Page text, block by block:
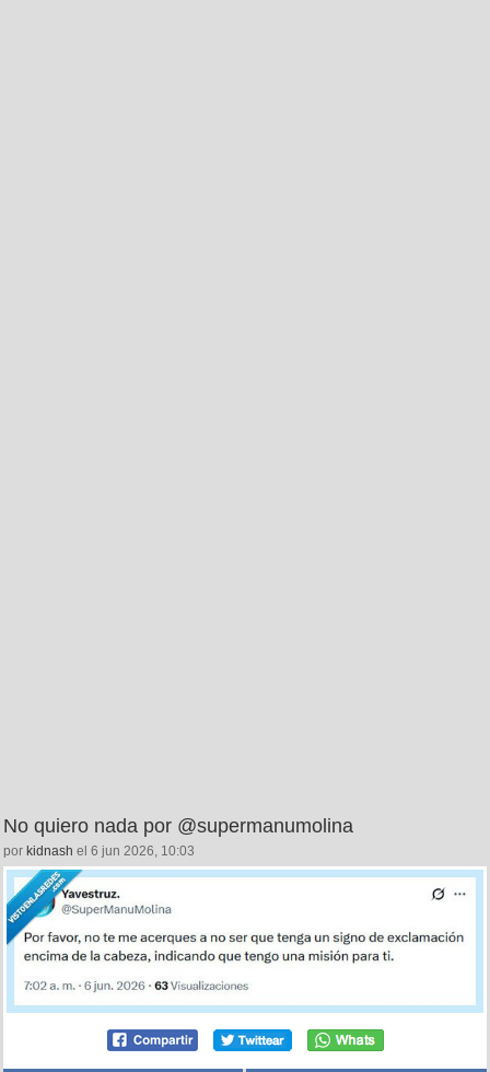
No quiero nada por @supermanumolina
por kidnash el 6 jun 2026, 10:03